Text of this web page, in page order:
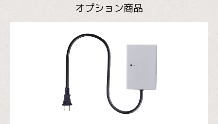
オプション商品